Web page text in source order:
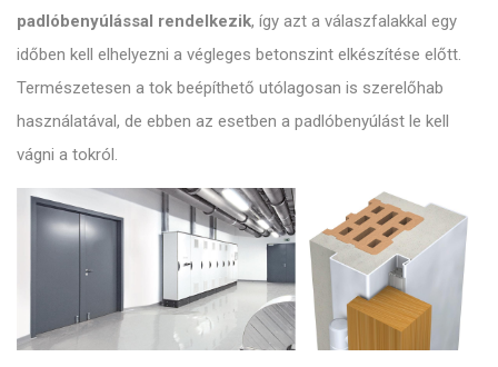
padlóbenyúlással rendelkezik, így azt a válaszfalakkal egy
időben kell elhelyezni a végleges betonszint elkészítése előtt.
Természetesen a tok beépíthető utólagosan is szerelőhab
használatával, de ebben az esetben a padlóbenyúlást le kell
vágni a tokról.